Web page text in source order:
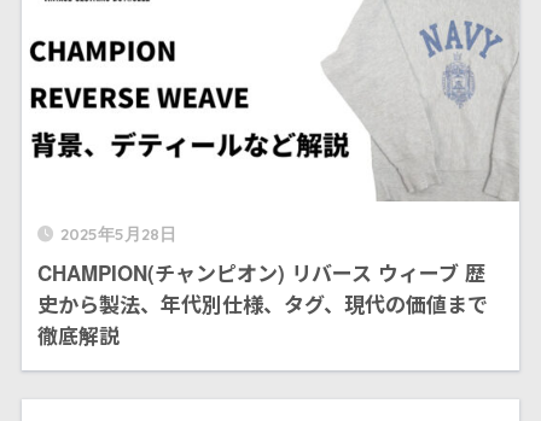
2025年5月28日
CHAMPION(チャンピオン) リバース ウィーブ 歴
史から製法、年代別仕様、タグ、現代の価値まで
徹底解説